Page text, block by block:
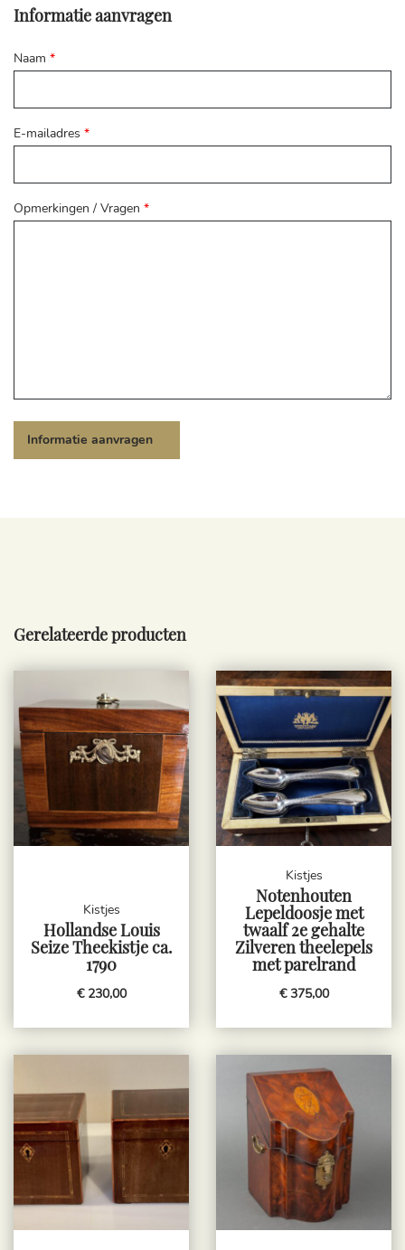
Informatie aanvragen
Naam *
E-mailadres *
Opmerkingen / Vragen *
Gerelateerde producten
Kistjes
Hollandse Louis
Seize Theekistje ca.
1790
€ 230,00
Kistjes
Notenhouten
Lepeldoosje met
twaalf 2e gehalte
Zilveren theelepels
met parelrand
€ 375,00